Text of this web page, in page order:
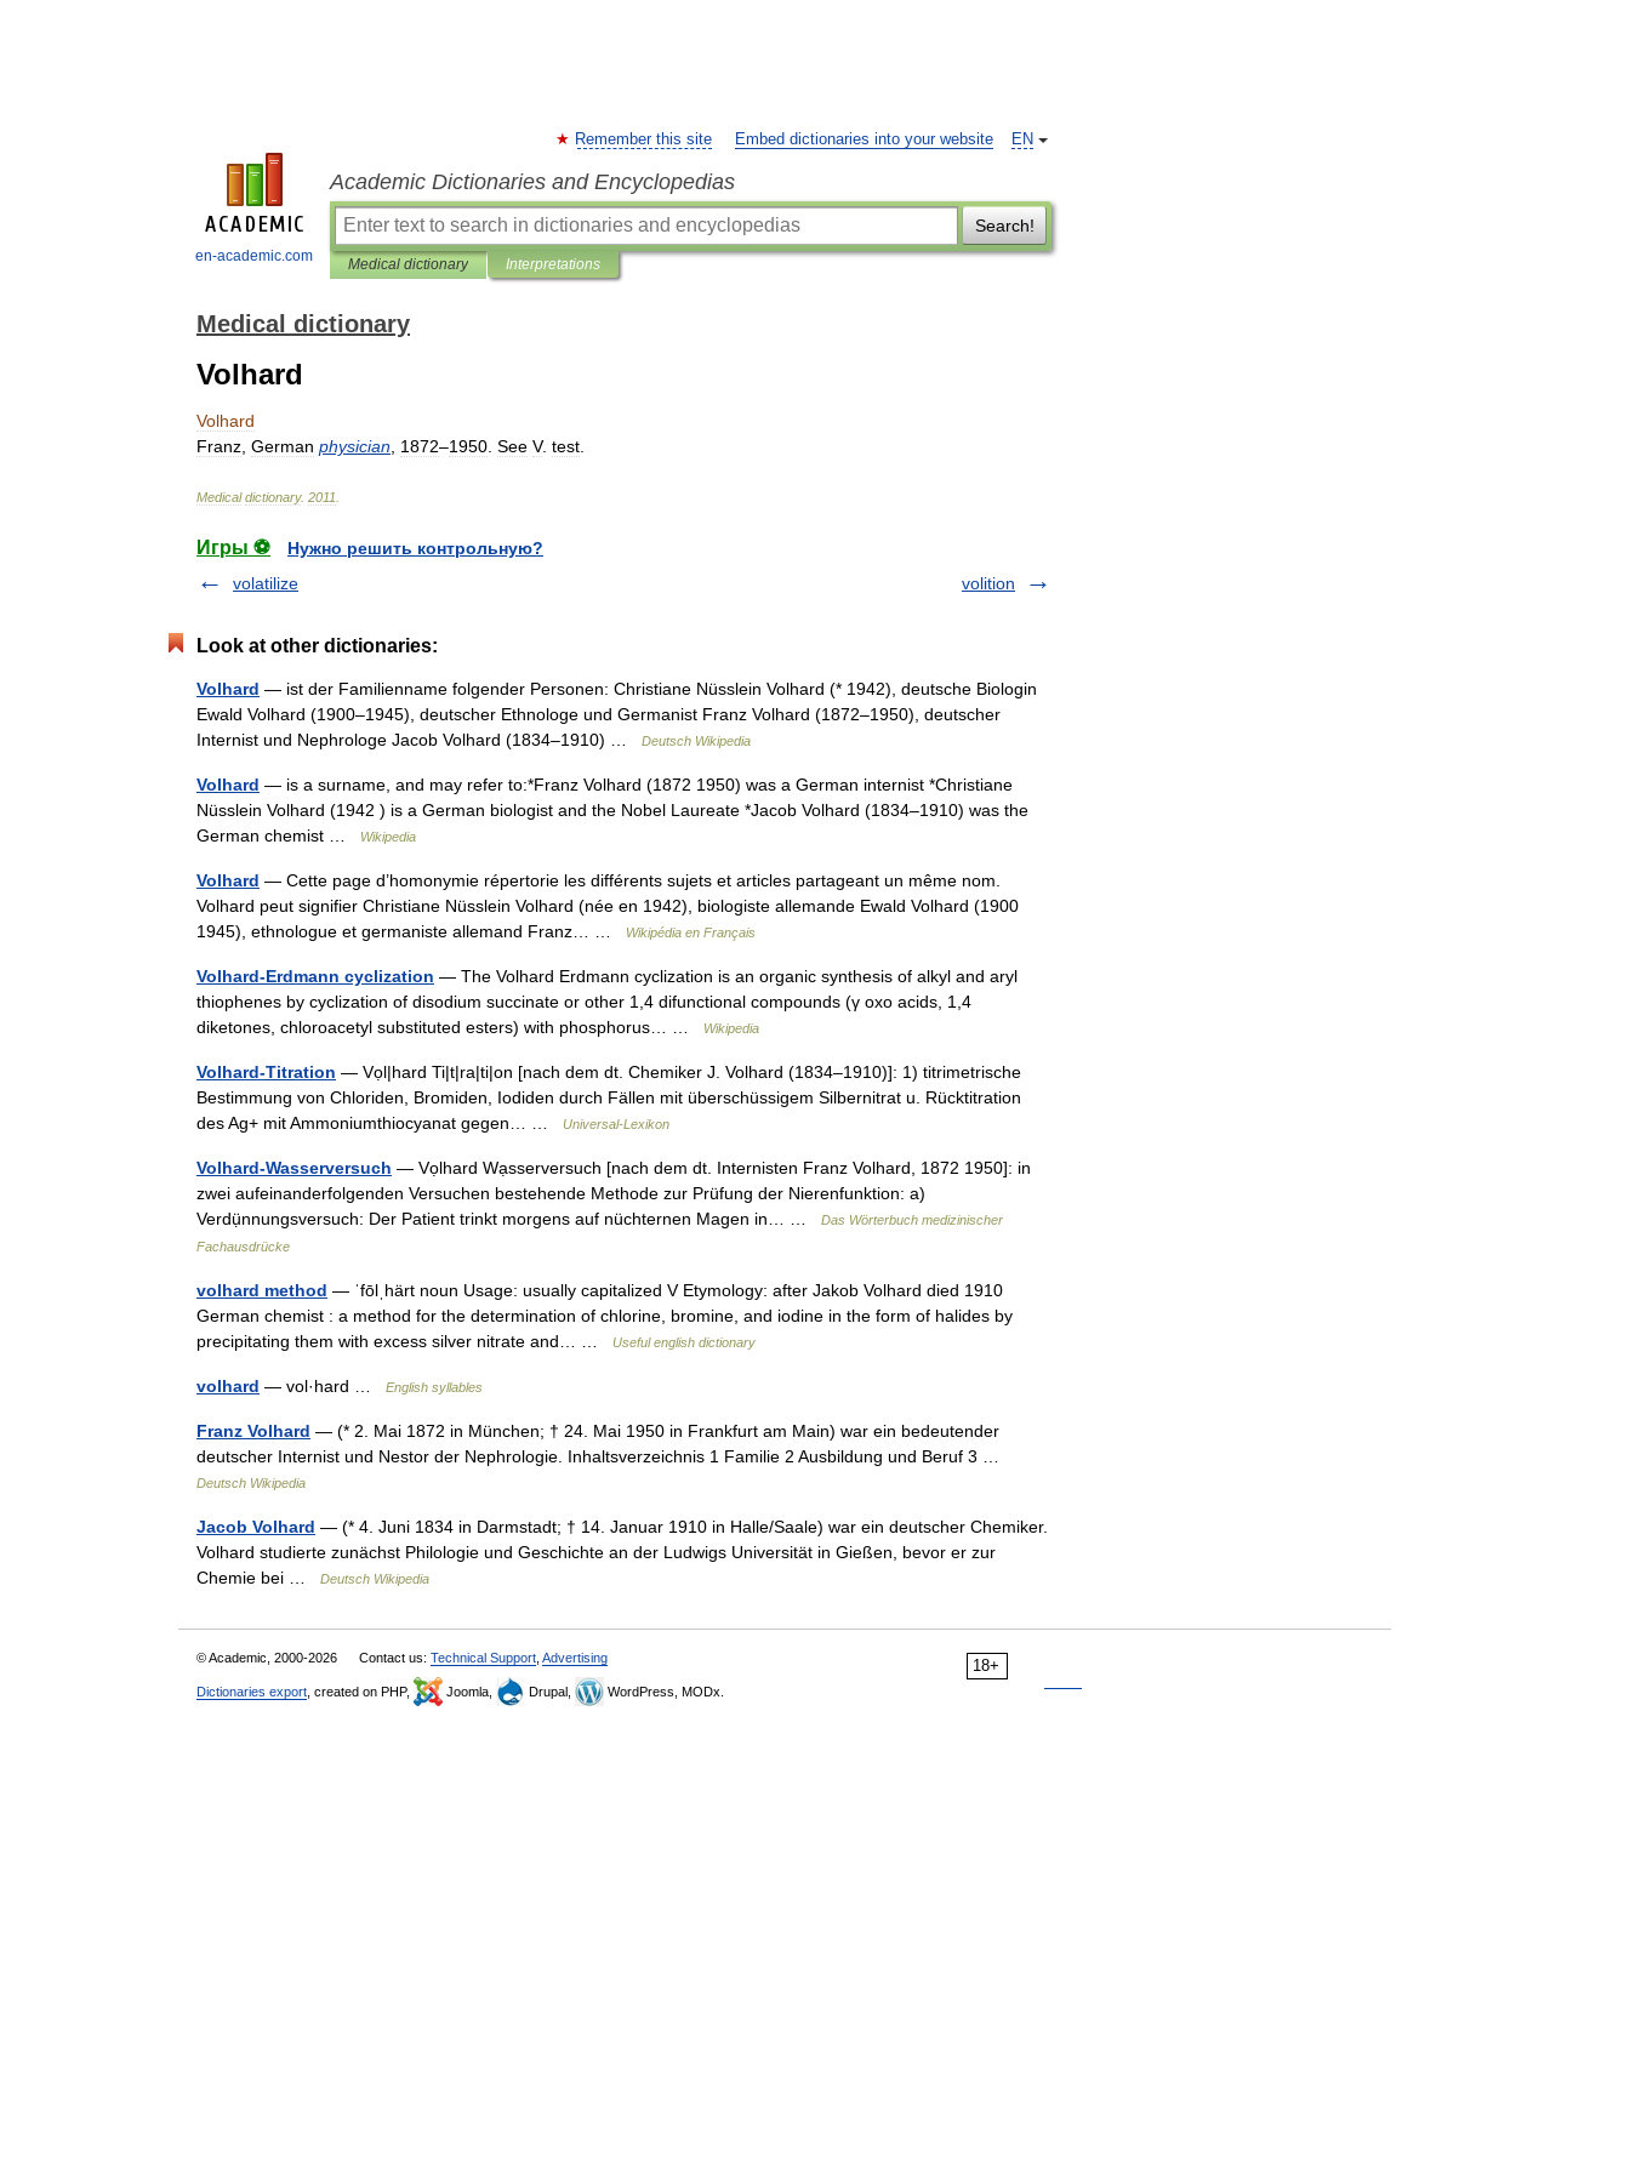
en-academic.com
EN
Remember this site Embed dictionaries into your website
Academic Dictionaries and Encyclopedias
Search!
Medical dictionary Interpretations
Medical dictionary
Volhard
Volhard
Franz German physician 1872–1950 See V. test
Medical dictionary. 2011
Игры ⚽
Нужно решить контрольную?
volatilize
volition
Look at other dictionaries:
Volhard — ist der Familienname folgender Personen: Christiane Nüsslein Volhard (* 1942), deutsche Biologin
Ewald Volhard (1900–1945), deutscher Ethnologe und Germanist Franz Volhard (1872–1950), deutscher
Internist und Nephrologe Jacob Volhard (1834–1910) …
Deutsch Wikipedia
Volhard — is a surname, and may refer to:*Franz Volhard (1872 1950) was a German internist *Christiane
Nüsslein Volhard (1942 ) is a German biologist and the Nobel Laureate *Jacob Volhard (1834–1910) was the
German chemist …
Wikipedia
Volhard — Cette page d’homonymie répertorie les différents sujets et articles partageant un même nom.
Volhard peut signifier Christiane Nüsslein Volhard (née en 1942), biologiste allemande Ewald Volhard (1900
1945), ethnologue et germaniste allemand Franz… …
Wikipédia en Français
Volhard-Erdmann cyclization — The Volhard Erdmann cyclization is an organic synthesis of alkyl and aryl
thiophenes by cyclization of disodium succinate or other 1,4 difunctional compounds (γ oxo acids, 1,4
diketones, chloroacetyl substituted esters) with phosphorus… …
Wikipedia
Volhard-Titration — Vọl|hard Ti|t|ra|ti|on [nach dem dt. Chemiker J. Volhard (1834–1910)]: 1) titrimetrische
Bestimmung von Chloriden, Bromiden, Iodiden durch Fällen mit überschüssigem Silbernitrat u. Rücktitration
des Ag+ mit Ammoniumthiocyanat gegen… …
Universal-Lexikon
Volhard-Wasserversuch — Vọlhard Wạsserversuch [nach dem dt. Internisten Franz Volhard, 1872 1950]: in
zwei aufeinanderfolgenden Versuchen bestehende Methode zur Prüfung der Nierenfunktion: a)
Verdụ̈nnungsversuch: Der Patient trinkt morgens auf nüchternen Magen in… …
Das Wörterbuch medizinischer
Fachausdrücke
volhard method — ˈfōlˌhärt noun Usage: usually capitalized V Etymology: after Jakob Volhard died 1910
German chemist : a method for the determination of chlorine, bromine, and iodine in the form of halides by
precipitating them with excess silver nitrate and… …
Useful english dictionary
volhard — vol·hard … English syllables
Franz Volhard — (* 2. Mai 1872 in München; † 24. Mai 1950 in Frankfurt am Main) war ein bedeutender
deutscher Internist und Nestor der Nephrologie. Inhaltsverzeichnis 1 Familie 2 Ausbildung und Beruf 3 …
Deutsch Wikipedia
Jacob Volhard — (* 4. Juni 1834 in Darmstadt; † 14. Januar 1910 in Halle/Saale) war ein deutscher Chemiker.
Volhard studierte zunächst Philologie und Geschichte an der Ludwigs Universität in Gießen, bevor er zur
Chemie bei …
Deutsch Wikipedia
18+
© Academic, 2000-2026 Contact us: Technical Support Advertising
Dictionaries export , created on PHP, Joomla, Drupal, WordPress, MODx.